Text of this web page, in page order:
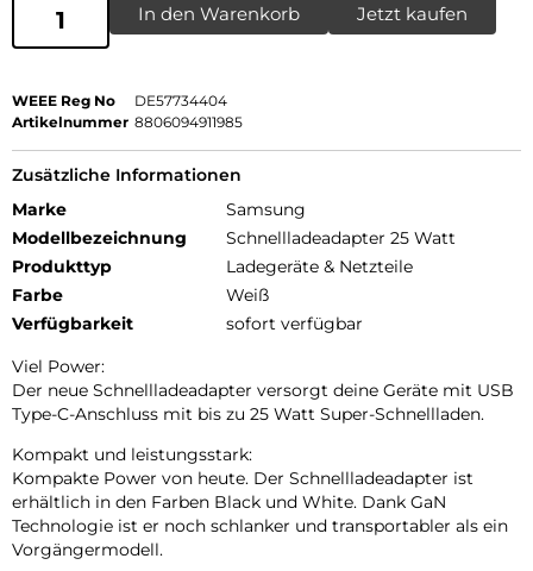
In den Warenkorb Jetzt kaufen
WEEE Reg No
DE57734404
Artikelnummer 8806094911985
Zusätzliche Informationen
Marke
Samsung
Modellbezeichnung
Schnellladeadapter 25 Watt
Produkttyp
Ladegeräte & Netzteile
Farbe
Weiß
Verfügbarkeit
sofort verfügbar
Viel Power:
Der neue Schnellladeadapter versorgt deine Geräte mit USB
Type-C-Anschluss mit bis zu 25 Watt Super-Schnellladen.
Kompakt und leistungsstark:
Kompakte Power von heute. Der Schnellladeadapter ist
erhältlich in den Farben Black und White. Dank GaN
Technologie ist er noch schlanker und transportabler als ein
Vorgängermodell.